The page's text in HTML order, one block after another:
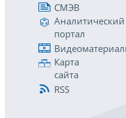
СМЭВ
Аналитический
портал
Карта
сайта
RSS